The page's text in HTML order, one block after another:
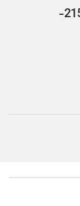
ساعت مچی مردانه کنتیننتال مدل 21501-